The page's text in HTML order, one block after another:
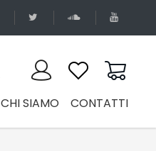
CHI SIAMO CONTATTI